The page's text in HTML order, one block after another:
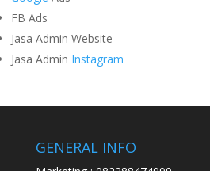
FB Ads
Jasa Admin Website
Jasa Admin Instagram
GENERAL INFO